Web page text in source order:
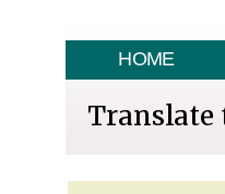
HOME
Translate